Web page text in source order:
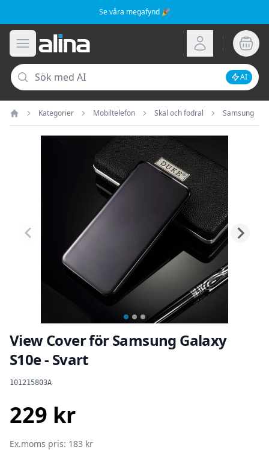
Se våra megafynd 🎉
Öppna meny
Alina.se Logga in
Sök
AI
Hem
Kategorier Mobiltelefon Skal och fodral Samsung
View Cover för Samsung Galaxy
S10e - Svart
101215803A
Produktinformation
229 kr
Ex.moms pris: 183 kr